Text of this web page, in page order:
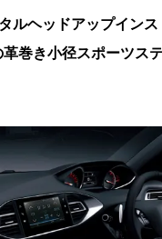
ルヘッドアップイン
巻き小径スポーツス